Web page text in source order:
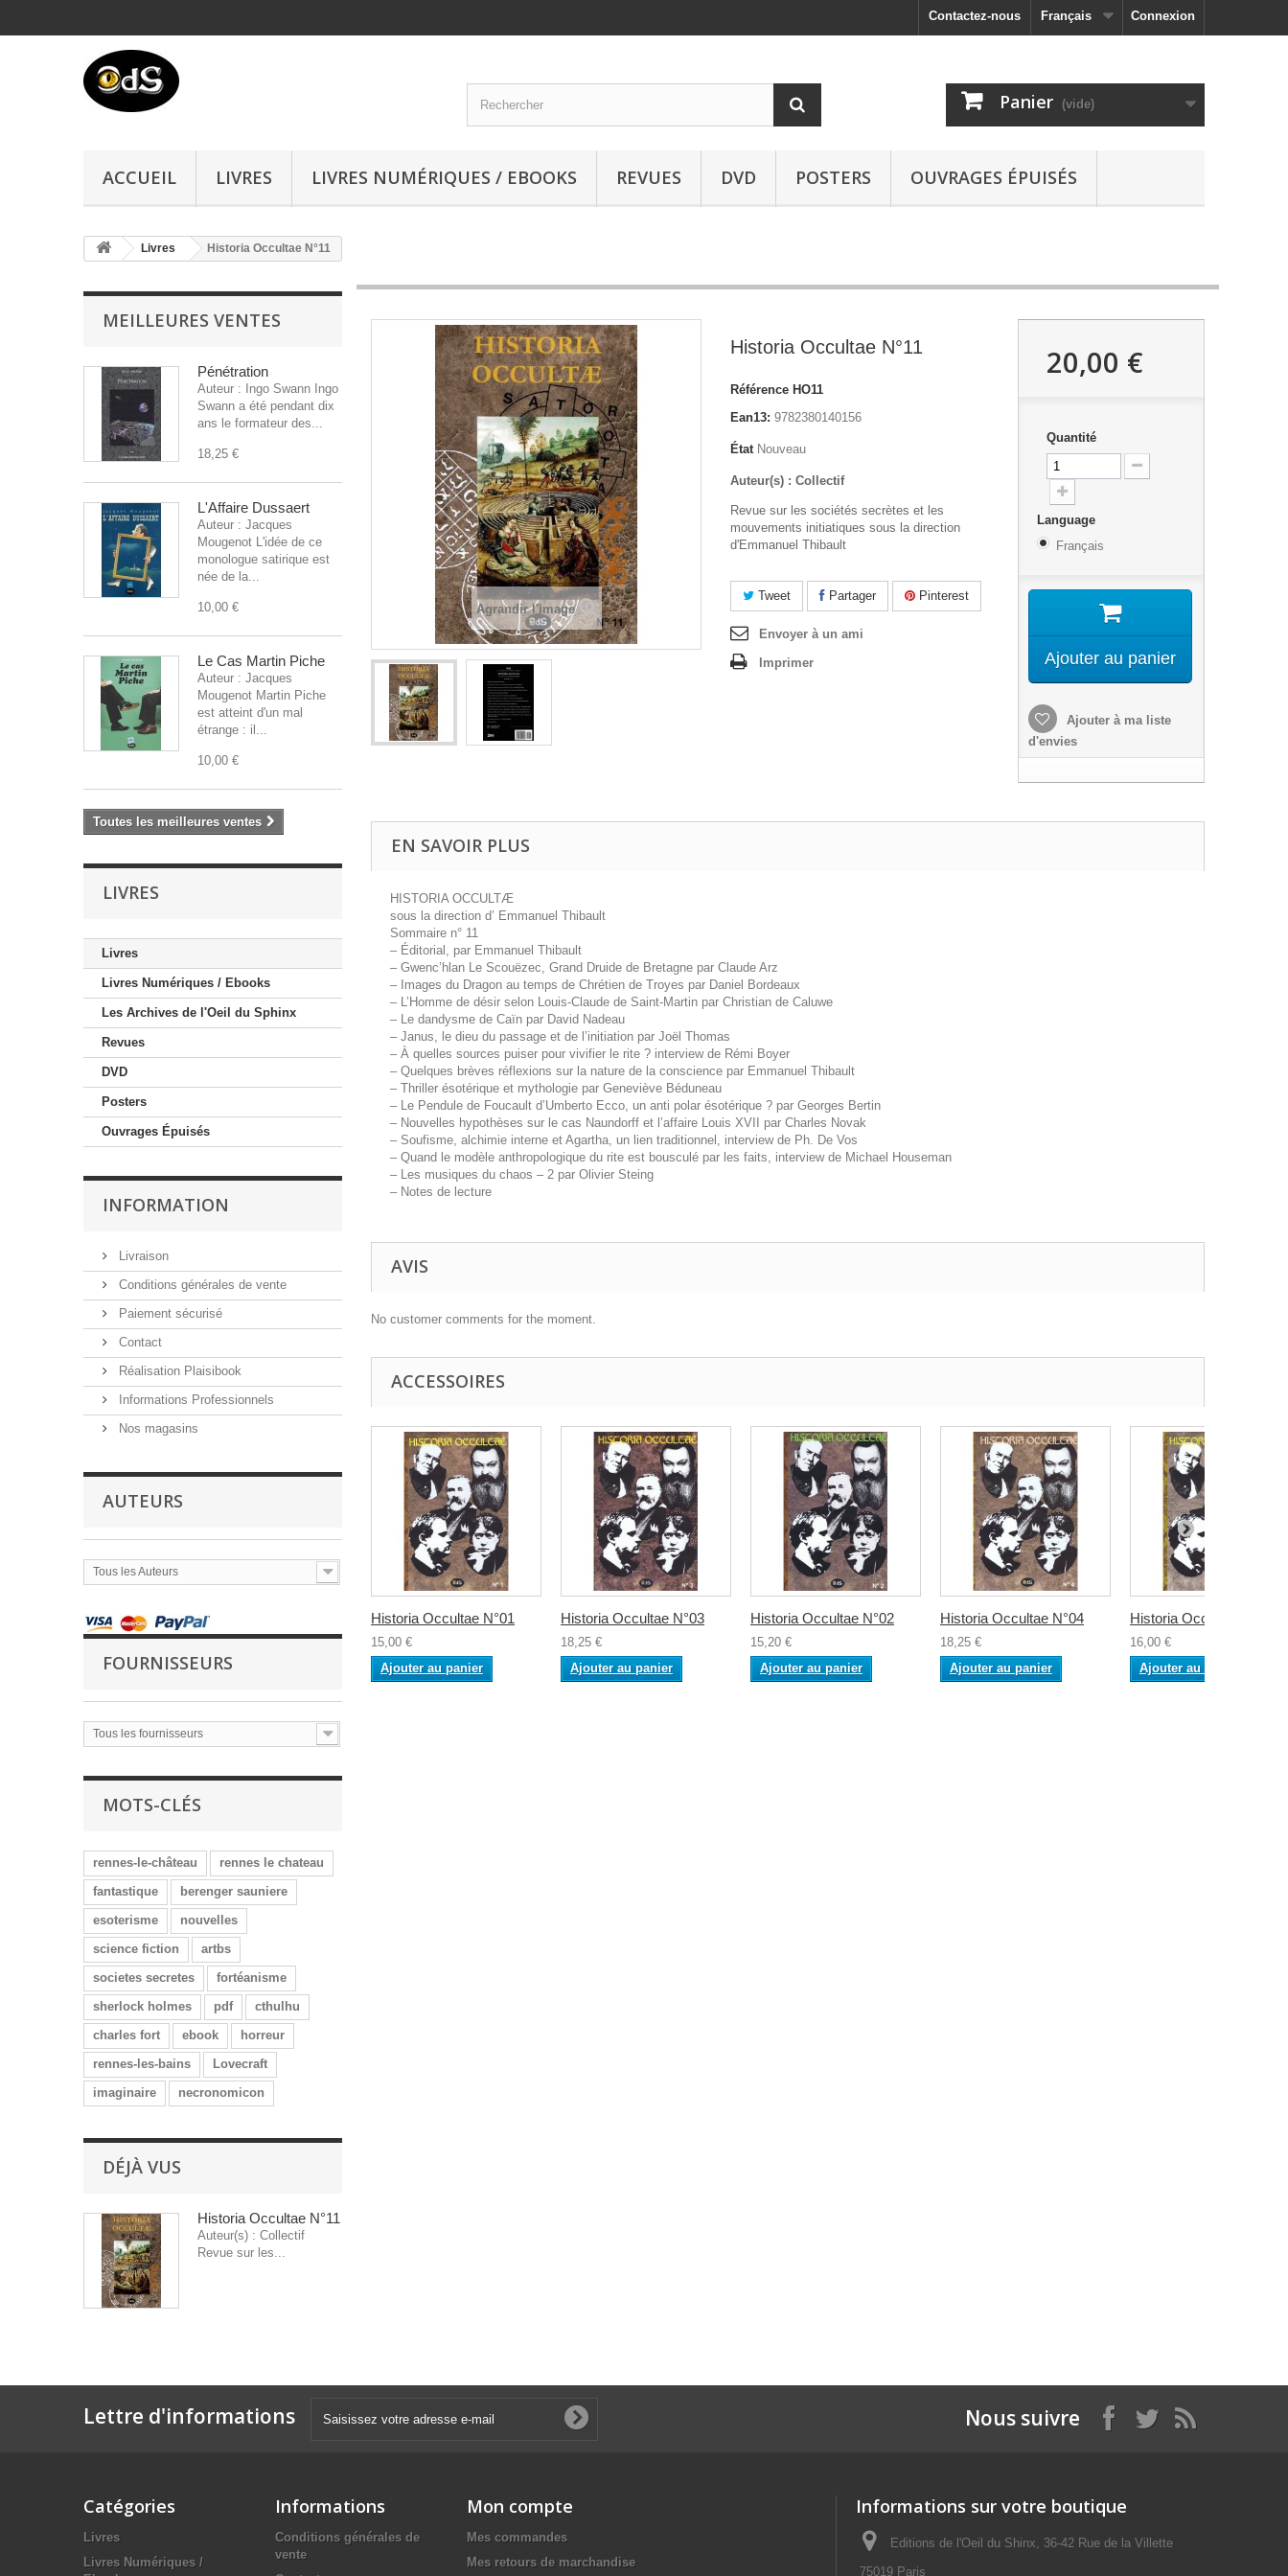
Connexion
Français
Contactez-nous
Panier (vide)
ACCUEIL LIVRES LIVRES NUMÉRIQUES / EBOOKS REVUES DVD POSTERS OUVRAGES ÉPUISÉS
Livres Historia Occultae N°11
MEILLEURES VENTES
Pénétration
Auteur : Ingo Swann Ingo
Swann a été pendant dix
ans le formateur des...
18,25 €
L'Affaire Dussaert
Auteur : Jacques
Mougenot L'idée de ce
monologue satirique est
née de la...
10,00 €
Le Cas Martin Piche
Auteur : Jacques
Mougenot Martin Piche
est atteint d'un mal
étrange : il...
10,00 €
Toutes les meilleures ventes
LIVRES
Livres
Livres Numériques / Ebooks
Les Archives de l'Oeil du Sphinx
Revues
DVD
Posters
Ouvrages Épuisés
INFORMATION
Livraison
Conditions générales de vente
Paiement sécurisé
Contact
Réalisation Plaisibook
Informations Professionnels
Nos magasins
AUTEURS
Tous les Auteurs
FOURNISSEURS
Tous les fournisseurs
MOTS-CLÉS
rennes-le-château
rennes le chateau
fantastique
berenger sauniere
esoterisme
nouvelles
science fiction
artbs
societes secretes
fortéanisme
sherlock holmes
pdf
cthulhu
charles fort
ebook
horreur
rennes-les-bains
Lovecraft
imaginaire
necronomicon
DÉJÀ VUS
Historia Occultae N°11
Auteur(s) : Collectif
Revue sur les...
Agrandir l'image
Historia Occultae N°11
Référence HO11
Ean13: 9782380140156
État Nouveau
Auteur(s) : Collectif
Revue sur les sociétés secrètes et les
mouvements initiatiques sous la direction
d'Emmanuel Thibault
Tweet Partager Pinterest
Envoyer à un ami
Imprimer
20,00 €
Quantité
Language
Français
Ajouter au panier
Ajouter à ma liste
d'envies
EN SAVOIR PLUS
HISTORIA OCCULTÆ
sous la direction d’ Emmanuel Thibault
Sommaire n° 11
– Éditorial, par Emmanuel Thibault
– Gwenc’hlan Le Scouëzec, Grand Druide de Bretagne par Claude Arz
– Images du Dragon au temps de Chrétien de Troyes par Daniel Bordeaux
– L’Homme de désir selon Louis-Claude de Saint-Martin par Christian de Caluwe
– Le dandysme de Caïn par David Nadeau
– Janus, le dieu du passage et de l’initiation par Joël Thomas
– À quelles sources puiser pour vivifier le rite ? interview de Rémi Boyer
– Quelques brèves réflexions sur la nature de la conscience par Emmanuel Thibault
– Thriller ésotérique et mythologie par Geneviève Béduneau
– Le Pendule de Foucault d’Umberto Ecco, un anti polar ésotérique ? par Georges Bertin
– Nouvelles hypothèses sur le cas Naundorff et l’affaire Louis XVII par Charles Novak
– Soufisme, alchimie interne et Agartha, un lien traditionnel, interview de Ph. De Vos
– Quand le modèle anthropologique du rite est bousculé par les faits, interview de Michael Houseman
– Les musiques du chaos – 2 par Olivier Steing
– Notes de lecture
AVIS
No customer comments for the moment.
ACCESSOIRES
Historia Occultae N°01
15,00 €
Ajouter au panier
Historia Occultae N°03
18,25 €
Ajouter au panier
Historia Occultae N°02
15,20 €
Ajouter au panier
Historia Occultae N°04
18,25 €
Ajouter au panier
Historia Occultae N°05
16,00 €
Ajouter au panier
Lettre d'informations Nous suivre
Catégories
Livres
Livres Numériques /
Informations
Conditions générales de
vente
Mon compte
Mes commandes
Mes retours de marchandise
Informations sur votre boutique
Editions de l'Oeil du Shinx, 36-42 Rue de la Villette
75019 Paris